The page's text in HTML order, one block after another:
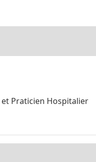
Praticien Hospitalier